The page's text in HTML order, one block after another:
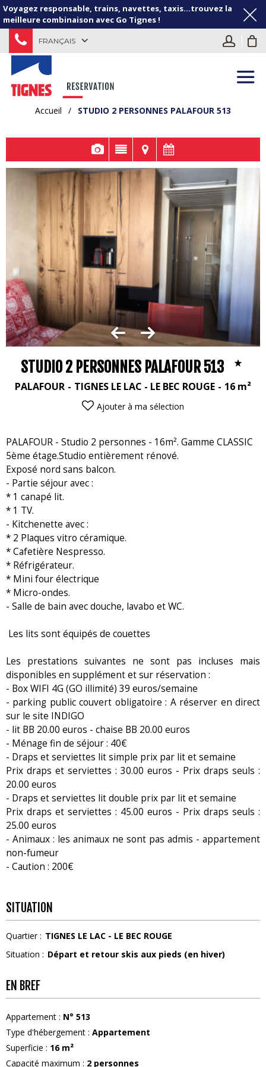
Voyagez responsable, trains, navettes, taxis...trouvez la
meilleure combinaison avec Go Tignes !
FRANÇAIS
Accueil / STUDIO 2 PERSONNES PALAFOUR 513
STUDIO 2 PERSONNES PALAFOUR 513
PALAFOUR TIGNES LE LAC - LE BEC ROUGE 16 m²
Ajouter à ma sélection
PALAFOUR - Studio 2 personnes - 16m². Gamme CLASSIC
5ème étage.Studio entièrement rénové.
Exposé nord sans balcon.
- Partie séjour avec :
* 1 canapé lit.
* 1 TV.
- Kitchenette avec :
* 2 Plaques vitro céramique.
* Cafetière Nespresso.
* Réfrigérateur.
* Mini four électrique
* Micro-ondes.
- Salle de bain avec douche, lavabo et WC.
Les lits sont équipés de couettes
Les prestations suivantes ne sont pas incluses mais
disponibles en supplément et sur réservation :
- Box WIFI 4G (GO illimité) 39 euros/semaine
- parking public couvert obligatoire : A réserver en direct
sur le site INDIGO
- lit BB 20.00 euros - chaise BB 20.00 euros
- Ménage fin de séjour : 40€
- Draps et serviettes lit simple prix par lit et semaine
Prix draps et serviettes : 30.00 euros - Prix draps seuls :
20.00 euros
- Draps et serviettes lit double prix par lit et semaine
Prix draps et serviettes : 45.00 euros - Prix draps seuls :
25.00 euros
- Animaux : les animaux ne sont pas admis - appartement
non-fumeur
- Caution : 200€
SITUATION
Quartier : TIGNES LE LAC - LE BEC ROUGE
Situation : Départ et retour skis aux pieds (en hiver)
EN BREF
Appartement : N° 513
Type d'hébergement : Appartement
Superficie : 16 m²
Capacité maximum : 2 personnes